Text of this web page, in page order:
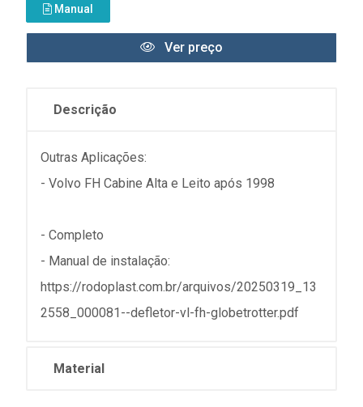
Manual
Ver preço
Descrição
Outras Aplicações:
- Volvo FH Cabine Alta e Leito após 1998
- Completo
- Manual de instalação:
https://rodoplast.com.br/arquivos/20250319_13
2558_000081--defletor-vl-fh-globetrotter.pdf
Material